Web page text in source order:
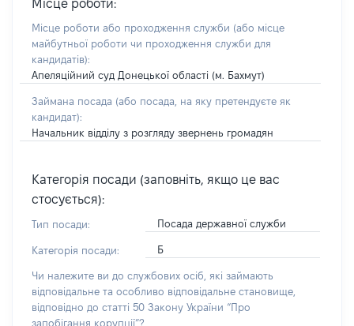
Місце роботи:
Місце роботи або проходження служби (або місце
майбутньої роботи чи проходження служби для
кандидатів):
Апеляційний суд Донецької області (м. Бахмут)
Займана посада (або посада, на яку претендуєте як
кандидат):
Начальник відділу з розгляду звернень громадян
Категорія посади (заповніть, якщо це вас
стосується):
Тип посади: Посада державної служби
Категорія посади: Б
Чи належите ви до службових осіб, які займають
відповідальне та особливо відповідальне становище,
відповідно до статті 50 Закону України “Про
запобігання корупції”?